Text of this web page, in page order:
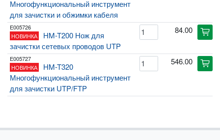
Многофункциональный инструмент
для зачистки и обжимки кабеля
E005726
НОВИНКА
HM-T200 Нож для
зачистки сетевых проводов UTP
84.00 cart
E005727
НОВИНКА
HM-T320
Многофункциональный инструмент
для зачистки UTP/FTP
546.00 cart